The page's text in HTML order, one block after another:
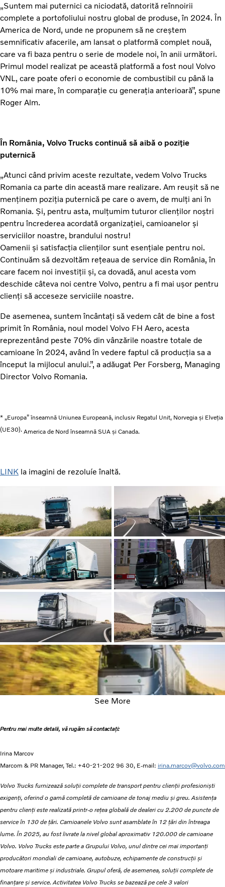
„Suntem mai puternici ca niciodată, datorită reînnoirii
complete a portofoliului nostru global de produse, în 2024. În
America de Nord, unde ne propunem să ne creștem
semnificativ afacerile, am lansat o platformă complet nouă,
care va fi baza pentru o serie de modele noi, în anii următori.
Primul model realizat pe această platformă a fost noul Volvo
VNL, care poate oferi o economie de combustibil cu până la
10% mai mare, în comparație cu generația anterioară”, spune
Roger Alm.
În România, Volvo Trucks continuă să aibă o poziție
puternică
„Atunci când privim aceste rezultate, vedem Volvo Trucks
Romania ca parte din această mare realizare. Am reușit să ne
menținem poziția puternică pe care o avem, de mulți ani în
Romania. Și, pentru asta, mulțumim tuturor clienților noștri
pentru încrederea acordată organizației, camioanelor și
serviciilor noastre, brandului nostru!
Oamenii și satisfacția clienților sunt esențiale pentru noi.
Continuăm să dezvoltăm rețeaua de service din România, în
care facem noi investiții și, ca dovadă, anul acesta vom
deschide câteva noi centre Volvo, pentru a fi mai ușor pentru
clienți să acceseze serviciile noastre.
De asemenea, suntem încântați să vedem cât de bine a fost
primit în România, noul model Volvo FH Aero, acesta
reprezentând peste 70% din vânzările noastre totale de
camioane în 2024, având în vedere faptul că producția sa a
început la mijlocul anului.”, a adăugat Per Forsberg, Managing
Director Volvo Romania.
* „Europa” înseamnă Uniunea Europeană, inclusiv Regatul Unit, Norvegia și Elveția
(UE30). America de Nord înseamnă SUA și Canada.
LINK la imagini de rezoluíe înaltă.
See More
Pentru mai multe detalii, vă rugăm să contactați:
Irina Marcov
Marcom & PR Manager, Tel.: +40-21-202 96 30, E-mail: irina.marcov@volvo.com
Volvo Trucks furnizează soluții complete de transport pentru clienții profesioniști
exigenți, oferind o gamă completă de camioane de tonaj mediu și greu. Asistența
pentru clienți este realizată printr-o rețea globală de dealeri cu 2.200 de puncte de
service în 130 de țări. Camioanele Volvo sunt asamblate în 12 țări din întreaga
lume. În 2025, au fost livrate la nivel global aproximativ 120.000 de camioane
Volvo. Volvo Trucks este parte a Grupului Volvo, unul dintre cei mai importanți
producători mondiali de camioane, autobuze, echipamente de construcții și
motoare maritime și industriale. Grupul oferă, de asemenea, soluții complete de
finanțare și service. Activitatea Volvo Trucks se bazează pe cele 3 valori